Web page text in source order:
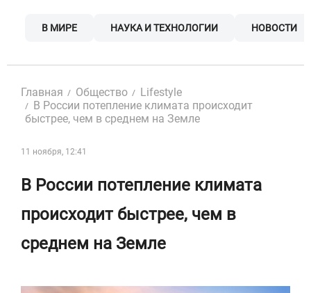
В МИРЕ НАУКА И ТЕХНОЛОГИИ НОВОСТИ
Главная Общество
Lifestyle
В России потепление климата происходит
быстрее, чем в среднем на Земле
11 ноября, 12:41
В России потепление климата
происходит быстрее, чем в
среднем на Земле